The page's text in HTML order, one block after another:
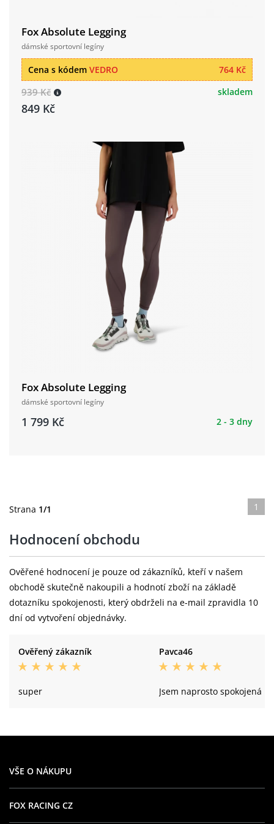
Fox Absolute Legging
dámské sportovní legíny
764 Kč
Cena s kódem VEDRO
939 Kč
849 Kč
skladem
Fox Absolute Legging
dámské sportovní legíny
1 799 Kč 2 - 3 dny
Strana 1/1 1
Hodnocení obchodu
Ověřené hodnocení je pouze od zákazníků, kteří v našem
obchodě skutečně nakoupili a hodnotí zboží na základě
dotazníku spokojenosti, který obdrželi na e-mail zpravidla 10
dní od vytvoření objednávky.
Ověřený zákazník
super
Pavca46
Jsem naprosto spokojená
VŠE O NÁKUPU
FOX RACING CZ